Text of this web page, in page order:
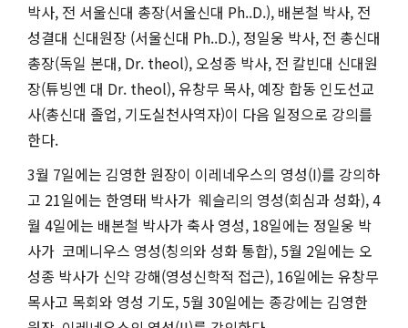
박사, 전 서울신대 총장(서울신대 Ph..D.), 배본철 박사, 전
성결대 신대원장 (서울신대 Ph..D.), 정일웅 박사, 전 총신대
총장(독일 본대, Dr. theol), 오성종 박사, 전 칼빈대 신대원
장(튜빙엔 대 Dr. theol), 유창무 목사, 예장 합동 인도선교
사(총신대 졸업, 기도실천사역자)이 다음 일정으로 강의를
한다.
3월 7일에는 김영한 원장이 이레네우스의 영성(I)를 강의하
고 21일에는 한영태 박사가 웨슬리의 영성(회심과 성화), 4
월 4일에는 배본철 박사가 축사 영성, 18일에는 정일웅 박
사가 코메니우스 영성(칭의와 성화 통합), 5월 2일에는 오
성종 박사가 신약 강해(영성신학적 접근), 16일에는 유창무
목사고 목회와 영성 기도, 5월 30일에는 종강에는 김영한